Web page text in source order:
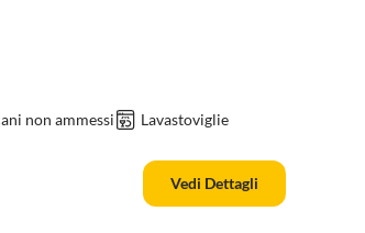
non ammessi Lavastoviglie
Vedi Dettagli